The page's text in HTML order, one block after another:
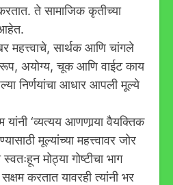
ते सामाजिक कृतीच्या
आहेत.
महत्त्वाचे, सार्थक आणि चांगले
अयोग्य, चूक आणि वाईट काय
निर्णयांचा आधार आपली मूल्ये
‘व्यत्यय आणणार्‍या वैयक्तिक
मूल्यांच्या महत्त्वावर जोर
मोठ्या गोष्टीचा भाग
करतात यावरही त्यांनी भर